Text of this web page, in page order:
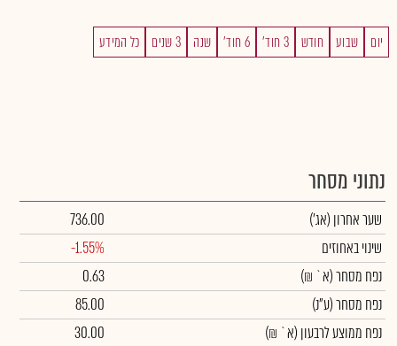
יום שבוע חודש 3 חוד' 6 חוד' שנה 3 שנים כל המידע
נתוני מסחר
שער אחרון (אג')
736.00
שינוי באחוזים
-1.55%
נפח מסחר(א` ₪)
0.63
נפח מסחר(ע"נ)
85.00
נפח ממוצע לרבעון (א` ₪)
30.00